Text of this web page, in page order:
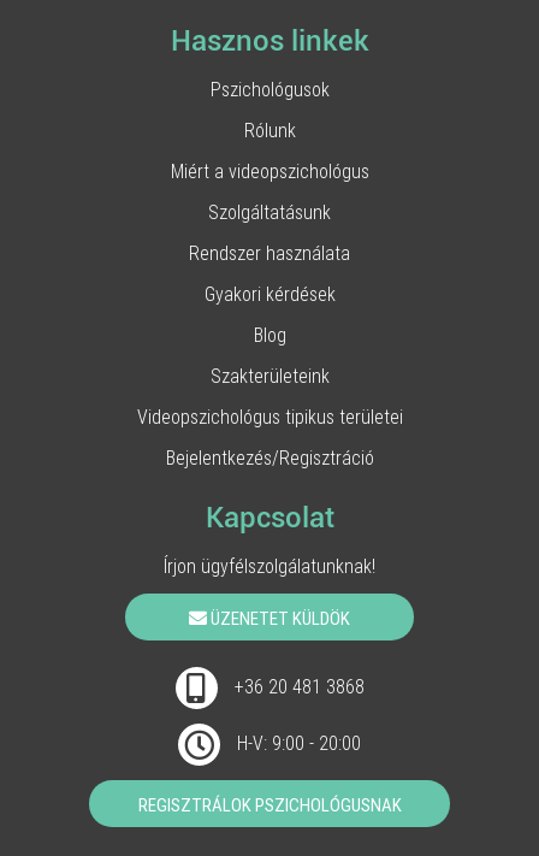
Hasznos linkek
Pszichológusok
Rólunk
Miért a videopszichológus
Szolgáltatásunk
Rendszer használata
Gyakori kérdések
Blog
Szakterületeink
Videopszichológus tipikus területei
Bejelentkezés/Regisztráció
Kapcsolat
Írjon ügyfélszolgálatunknak!
ÜZENETET KÜLDÖK
+36 20 481 3868
H-V: 9:00 - 20:00
REGISZTRÁLOK PSZICHOLÓGUSNAK